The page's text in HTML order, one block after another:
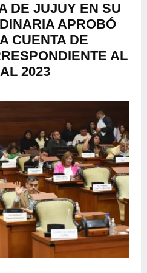
DE JUJUY EN SU
APROBÓ
CUENTA DE
AL
2023